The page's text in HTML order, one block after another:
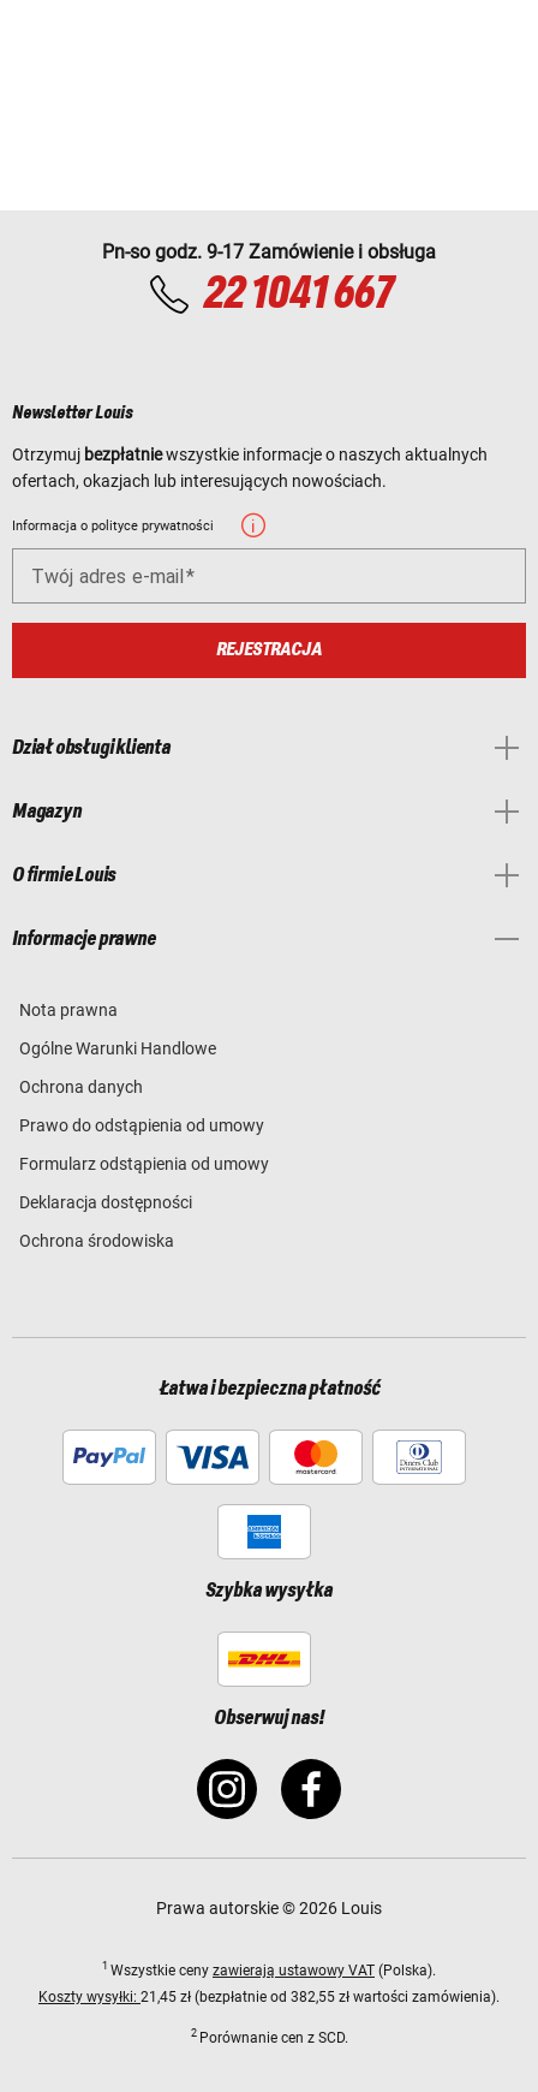
Pn-so godz. 9-17 Zamówienie i obsługa
22 1041 667
Newsletter Louis
Otrzymuj bezpłatniewszystkie informacje o naszych aktualnych
ofertach, okazjach lub interesujących nowościach.
Informacja o polityce prywatności
Twój adres e-mail
REJESTRACJA
Dział obsługi klienta
Magazyn
O firmie Louis
Informacje prawne
Nota prawna
Ogólne Warunki Handlowe
Ochrona danych
Prawo do odstąpienia od umowy
Formularz odstąpienia od umowy
Deklaracja dostępności
Ochrona środowiska
Łatwa i bezpieczna płatność
Szybka wysyłka
Obserwuj nas!
Prawa autorskie © 2026 Louis
1 Wszystkie ceny zawierają ustawowy VAT (Polska).
Koszty wysyłki: 21,45 zł (bezpłatnie od 382,55 zł wartości zamówienia).
2 Porównanie cen z SCD.